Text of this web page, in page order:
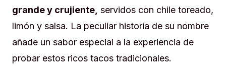
grande y crujiente, servidos con chile toreado,
limón y salsa. La peculiar historia de su nombre
añade un sabor especial a la experiencia de
probar estos ricos tacos tradicionales.